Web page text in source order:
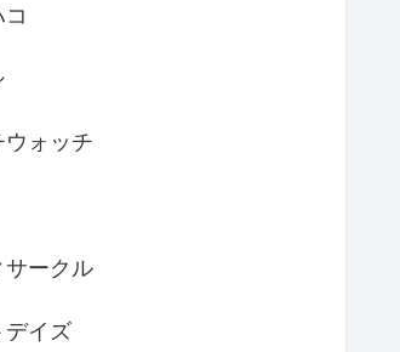
ウォッチ
サークル
デイズ